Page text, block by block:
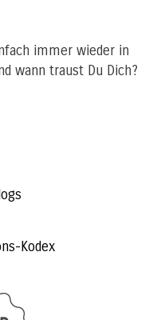
immer wieder in
wann traust Du Dich?
Kodex